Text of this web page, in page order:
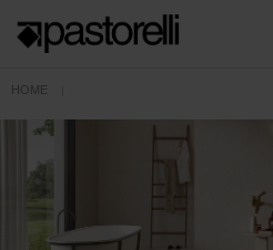
HOME
PASTORELLI PRÉSENTERA SES TOUTES